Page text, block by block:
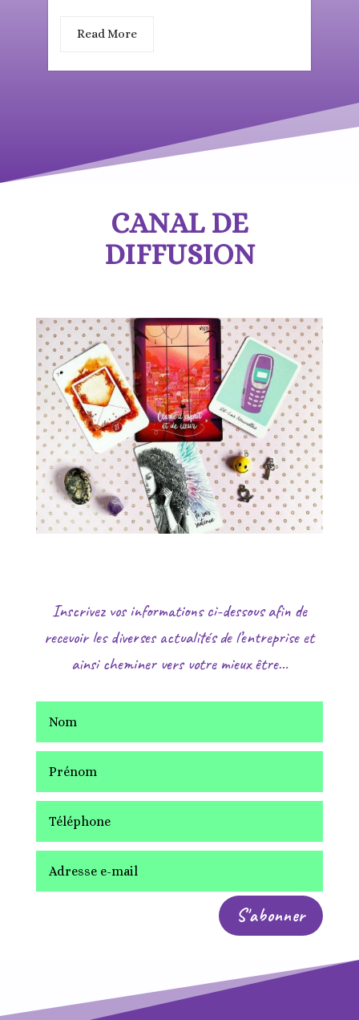
Read More
CANAL DE
DIFFUSION
Inscrivez vos informations ci-dessous afin de
recevoir les diverses actualités de l’entreprise et
ainsi cheminer vers votre mieux être…
S'abonner